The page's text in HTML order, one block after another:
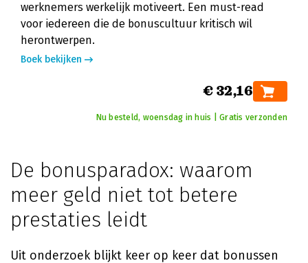
werknemers werkelijk motiveert. Een must-read
voor iedereen die de bonuscultuur kritisch wil
herontwerpen.
Boek bekijken
€ 32,16
Nu besteld, woensdag in huis | Gratis verzonden
De bonusparadox: waarom
meer geld niet tot betere
prestaties leidt
Uit onderzoek blijkt keer op keer dat bonussen